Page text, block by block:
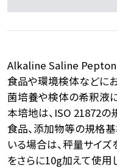
Alkaline Saline Peptone
食品や環境検体などに
菌培養や検体の希釈液
本培地は、ISO 21872の
食品、添加物等の規格
いる場合は、秤量サイズ
をさらに10g加えて使用